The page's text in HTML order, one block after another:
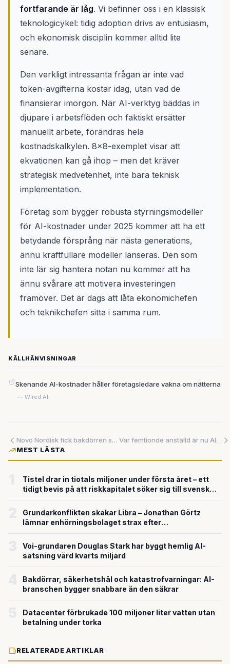
fortfarande är låg. Vi befinner oss i en klassisk
teknologicykel: tidig adoption drivs av entusiasm,
och ekonomisk disciplin kommer alltid lite
senare.
Den verkligt intressanta frågan är inte vad
token-avgifterna kostar idag, utan vad de
finansierar imorgon. När AI-verktyg bäddas in
djupare i arbetsflöden och faktiskt ersätter
manuellt arbete, förändras hela
kostnadskalkylen. 8x8-exemplet visar att
ekvationen kan gå ihop – men det kräver
strategisk medvetenhet, inte bara teknisk
implementation.
Företag som bygger robusta styrningsmodeller
för AI-kostnader under 2025 kommer att ha ett
betydande försprång när nästa generations,
ännu kraftfullare modeller lanseras. Den som
inte lär sig hantera notan nu kommer att ha
ännu svårare att motivera investeringen
framöver. Det är dags att låta ekonomichefen
och teknikchefen sitta i samma rum.
KÄLLHÄNVISNINGAR
Skenande AI-kostnader håller företagsledare vakna om nätterna
— Wired AI
Novo Nordisk fick bakdörren sprängd – nu satsar en ny generation säkerhetsbolag hundratals miljoner på att slå tillbaka
Var femtionde anställd är nu AI-specialist – medan den totala personalstyrkan krymper
MEST LÄSTA
Tistel drar in tiotals miljoner under första året – ett
tidigt bevis på att riskkapitalet söker sig till svensk
Grundarkonflikten skakar Libra – Jonathan Görtz
lämnar enhörningsbolaget strax efter
Voi-grundaren Douglas Stark har byggt hemlig AI-
satsning värd kvarts miljard
Bakdörrar, säkerhetshål och katastrofvarningar: AI-
branschen bygger snabbare än den säkrar
Datacenter förbrukade 100 miljoner liter vatten utan
betalning under torka
RELATERADE ARTIKLAR